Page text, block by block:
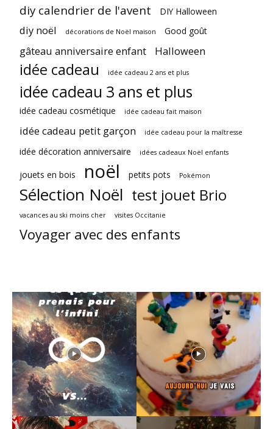
diy calendrier de l'avent DIY Halloween
diy noël décorations de Noël maison Good goût
gâteau anniversaire enfant Halloween
idée cadeau idée cadeau 2 ans et plus
idée cadeau 3 ans et plus
idée cadeau cosmétique idée cadeau fait maison
idée cadeau petit garçon idée cadeau pour la maîtresse
idée décoration anniversaire idées cadeaux Noël enfants
jouets en bois noël petits pots Pokémon
Sélection Noël test jouet Brio
vacances au ski moins cher visites Occitanie
Voyager avec des enfants